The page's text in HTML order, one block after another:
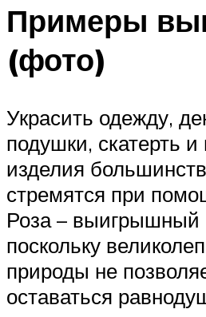
Примеры
(фото)
Украсить одежду,
подушки, скатерть и
изделия
стремятся при
Роза – выигрышный
поскольку
природы не
оставаться